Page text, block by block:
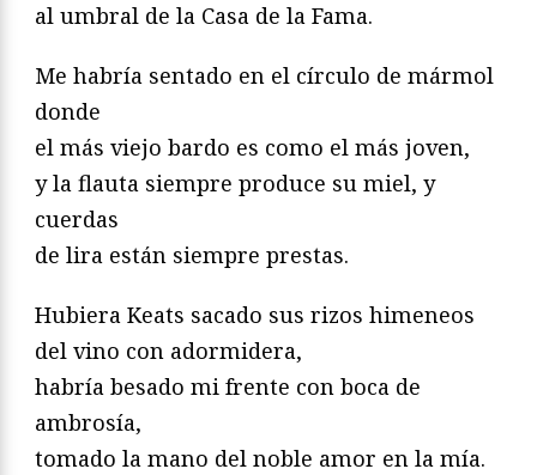
al umbral de la Casa de la Fama.
Me habría sentado en el círculo de mármol
donde
el más viejo bardo es como el más joven,
y la flauta siempre produce su miel, y
cuerdas
de lira están siempre prestas.
Hubiera Keats sacado sus rizos himeneos
del vino con adormidera,
habría besado mi frente con boca de
ambrosía,
tomado la mano del noble amor en la mía.